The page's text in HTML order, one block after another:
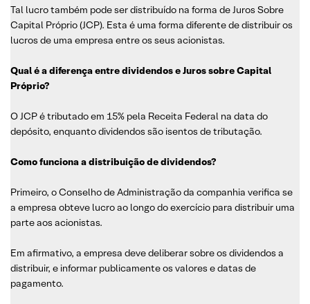
Tal lucro também pode ser distribuído na forma de Juros Sobre
Capital Próprio (JCP). Esta é uma forma diferente de distribuir os
lucros de uma empresa entre os seus acionistas.
Qual é a diferença entre dividendos e Juros sobre Capital
Próprio?
O JCP é tributado em 15% pela Receita Federal na data do
depósito, enquanto dividendos são isentos de tributação.
Como funciona a distribuição de dividendos?
Primeiro, o Conselho de Administração da companhia verifica se
a empresa obteve lucro ao longo do exercício para distribuir uma
parte aos acionistas.
Em afirmativo, a empresa deve deliberar sobre os dividendos a
distribuir, e informar publicamente os valores e datas de
pagamento.